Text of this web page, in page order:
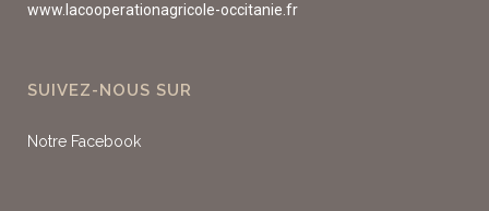
www.lacooperationagricole-occitanie.fr
SUIVEZ-NOUS SUR
Notre Facebook